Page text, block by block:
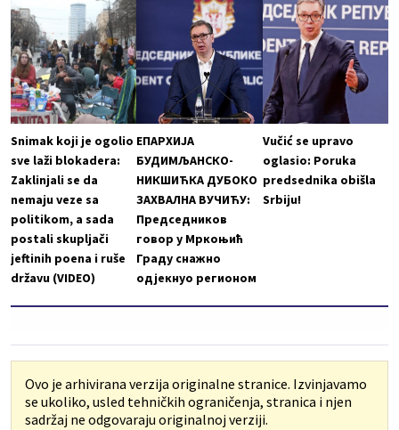
Snimak koji je ogolio
sve laži blokadera:
Zaklinjali se da
nemaju veze sa
politikom, a sada
postali skupljači
jeftinih poena i ruše
državu (VIDEO)
ЕПАРХИЈА
БУДИМЉАНСКО-
НИКШИЋКА ДУБОКО
ЗАХВАЛНА ВУЧИЋУ:
Председников
говор у Мркоњић
Граду снажно
одјекнуо регионом
Vučić se upravo
oglasio: Poruka
predsednika obišla
Srbiju!
Ovo je arhivirana verzija originalne stranice. Izvinjavamo
se ukoliko, usled tehničkih ograničenja, stranica i njen
sadržaj ne odgovaraju originalnoj verziji.